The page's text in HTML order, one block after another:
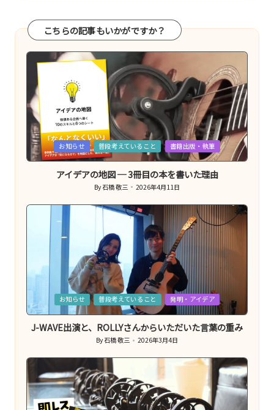
こちらの記事もいかがですか？
Posted
in
お知らせ 普段考えていること 書籍出版・執筆
アイデアの地図 ─ 3冊目の本を書いた理由
Posted
by
By石橋 敬三 2026年4月11日
in
お知らせ 普段考えていること 発明・アイデア
J-WAVE出演と、ROLLYさんからいただいた言葉の重み
Posted
by
By石橋 敬三 2026年3月4日